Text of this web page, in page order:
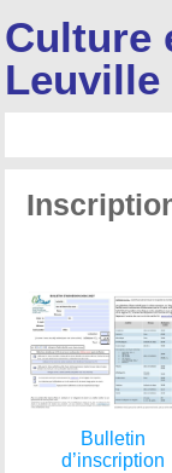
Culture
Leuville
Bulletin
d’inscription